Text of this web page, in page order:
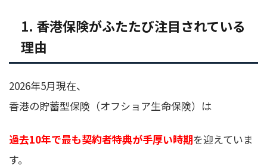
1. 香港保険がふたたび注目されている
理由
2026年5月現在、
香港の貯蓄型保険（オフショア生命保険）は
過去10年で最も契約者特典が手厚い時期を迎えていま
す。